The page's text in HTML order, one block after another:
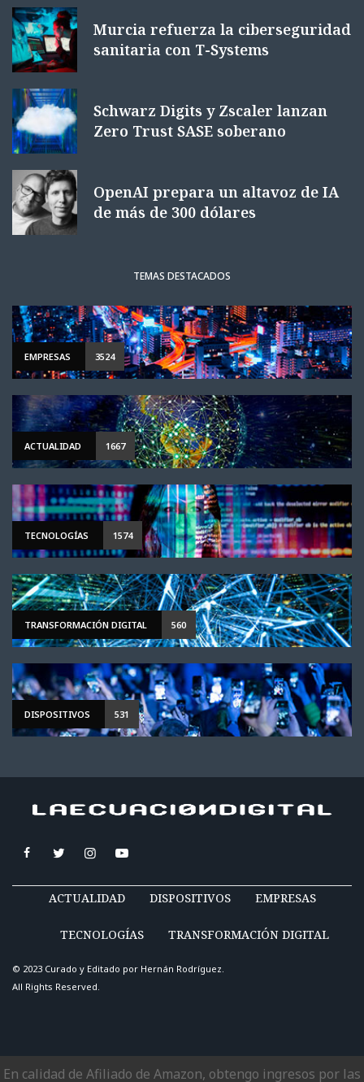
Murcia refuerza la ciberseguridad
sanitaria con T-Systems
Schwarz Digits y Zscaler lanzan
Zero Trust SASE soberano
OpenAI prepara un altavoz de IA
de más de 300 dólares
TEMAS DESTACADOS
EMPRESAS 3524
ACTUALIDAD 1667
TECNOLOGÍAS 1574
TRANSFORMACIÓN DIGITAL 560
DISPOSITIVOS 531
ACTUALIDAD DISPOSITIVOS EMPRESAS
TECNOLOGÍAS TRANSFORMACIÓN DIGITAL
© 2023 Curado y Editado por Hernán Rodríguez.
All Rights Reserved.
En calidad de Afiliado de Amazon, obtengo ingresos por las